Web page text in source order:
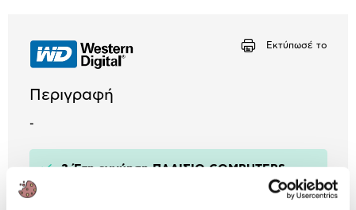
Εκτύπωσέ το
Περιγραφή
-
3 Έτη εγγύηση ΠΛΑΙΣΙΟ COMPUTERS